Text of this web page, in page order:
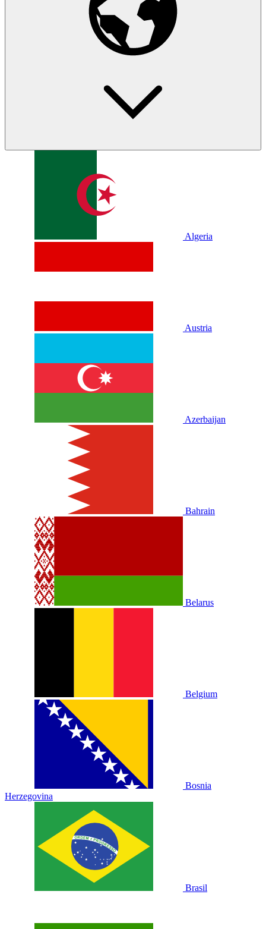
Algeria
Austria
Azerbaijan
Bahrain
Belarus
Belgium
Bosnia
Herzegovina
Brasil